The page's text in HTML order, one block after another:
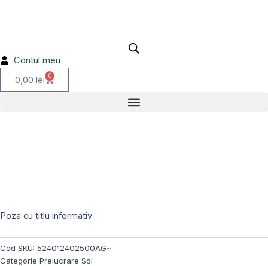
Contul meu
0,00 lei 0
Cart
Poza cu titlu informativ
Cod SKU: 524012402500AG~
Categorie Prelucrare Sol